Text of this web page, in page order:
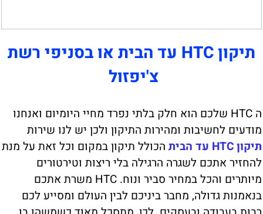
תיקון HTC עד הבית או בסניפי רשת
צ'יפזול
ה HTC שלכם הוא חלק בלתי נפרד מחיי היומיום ואנחנו
מודעים לחשיבות ומהירות התיקון ולכן יש לנו שירות
תיקון HTC עד הבית
הכולל תיקון במקום וכל זאת על מנת
להחזיר אתכם לשגרה הרגילה בלי ריצות וטירטורים
מיותרים והכל במחיר סביר ונוח. HTC משרת אתכם
בנאמנות גדולה, מחבר ביניכם לבין העולם ומסייע לכם